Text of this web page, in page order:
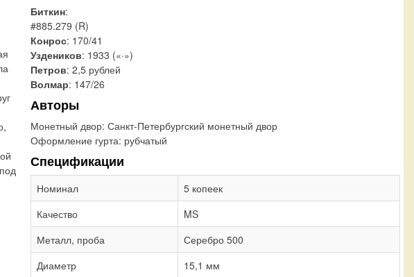
Биткин:
#885.279 (R)
Конрос: 170/41
Уздеников: 1933 («·»)
Петров: 2,5 рублей
Волмар: 147/26
Авторы
Монетный двор: Санкт-Петербургский монетный двор
Оформление гурта: рубчатый
Спецификации
Номинал
5 копеек
Качество
MS
Металл, проба
Серебро 500
Диаметр
15,1 мм